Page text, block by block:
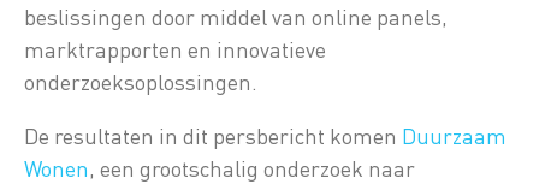
beslissingen door middel van online panels,
marktrapporten en innovatieve
onderzoeksoplossingen.
De resultaten in dit persbericht komen Duurzaam
Wonen, een grootschalig onderzoek naar